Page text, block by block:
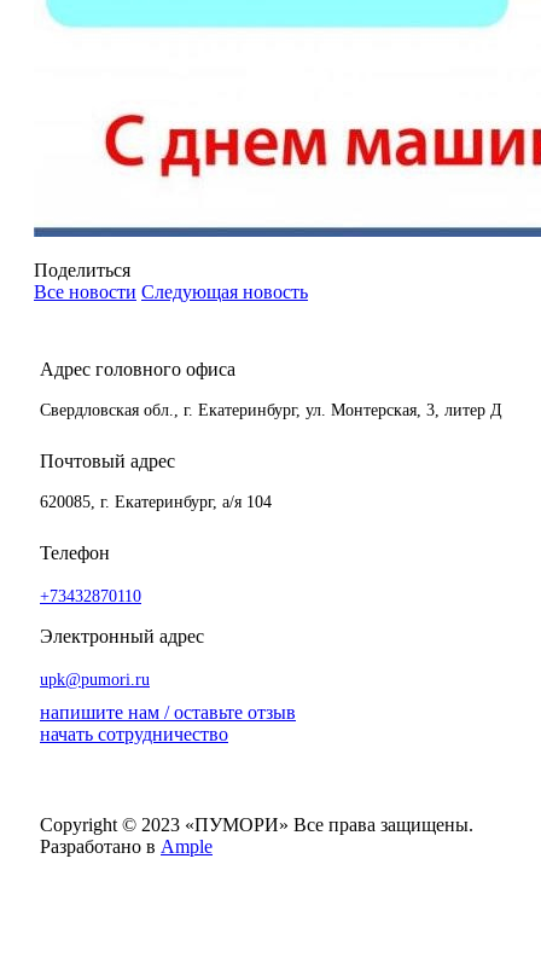
Поделиться
Все новости Следующая новость
Адрес головного офиса
Свердловская обл., г. Екатеринбург, ул. Монтерская, 3, литер Д
Почтовый адрес
620085, г. Екатеринбург, а/я 104
Телефон
+73432870110
Электронный адрес
upk@pumori.ru
напишите нам / оставьте отзыв
начать сотрудничество
Copyright © 2023 «ПУМОРИ» Все права защищены.
Разработано в Ample